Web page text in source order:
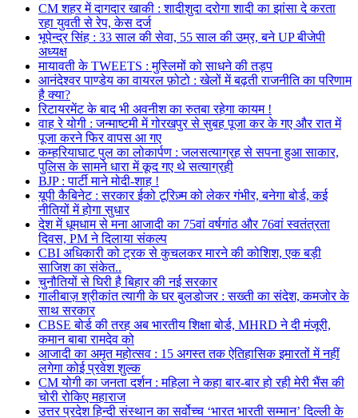
CM शहर में दागदार खाकी : शादीशुदा दरोगा शादी का झांसा दे करता
रहा युवती से रेप, केस दर्ज
भूपेन्द्र सिंह : 33 साल की सेवा, 55 साल की उम्र, बने UP बीजेपी
अध्यक्ष
मायावती के TWEETS : मुस्लिमों को साधने की तड़प
आनंदेश्वर पाण्डेय का वायरल फ़ोटो : खेलों में बढ़ती राजनीति का परिणाम
है क्या?
रिटायरमेंट के बाद भी अवनीश का रुतबा रहेगा कायम !
वाह रे योगी : जन्माष्टमी में गोरखपुर से सुबह पूजा कर के गए और रात में
पूजा करने फिर वापस आ गए
कम्हरियाघाट पुल का लोकार्पण : जलसत्याग्रह से सपना हुआ साकार,
पुलिस के सामने धारा में कूद गए थे सत्याग्रही
BJP : पार्टी माने मोदी-शाह !
यूपी कैबिनेट : सरकार ईको टूरिज़्म को लेकर गंभीर, बनेगा बोर्ड, कई
नीतियों में होगा सुधार
देश में धूमधाम से मना आजादी का 75वां वर्षगांठ और 76वां स्वतंत्रता
दिवस, PM ने दिलाया संकल्प
CBI अधिकारी को ट्रक से कुचलकर मारने की कोशिश, एक बड़ी
साजिश का संकेत..
चुनौतियों से घिरी है बिहार की नई सरकार
गालीबाज़ श्रीकांत त्यागी के घर बुलडोजर : सख्ती का संदेश, कमजोर के
साथ सरकार
CBSE बोर्ड की तरह अब भारतीय शिक्षा बोर्ड, MHRD ने दी मंजूरी,
कमान बाबा रामदेव को
आजादी का अमृत महोत्सव : 15 अगस्त तक ऐतिहासिक इमारतों में नहीं
लगेगा कोई प्रवेश शुल्क
CM योगी का जनता दर्शन : महिला ने कहा बार-बार हो रही मेरी भैंस की
चोरी रोकिए महाराज
उत्तर प्रदेश हिन्दी संस्थान का सर्वोच्च ‘भारत भारती सम्मान’ दिल्ली के